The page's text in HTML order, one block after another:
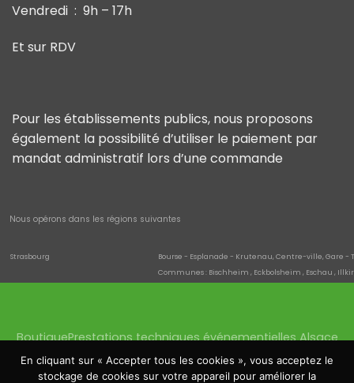
Vendredi : 9h – 17h
Et sur RDV
Pour les établissements publics, nous proposons
également la possibilité d’utiliser le paiement par
mandat administratif lors d’une commande
Nous opérons dans les régions suivantes
Strasbourg
Bourse - Esplanade - Krutenau, Centre-ville, Gare -
Communes : Bischheim , Eckbolsheim , Eschau ,
Haguenau
Batzendorf , Biblisheim , Bischwiller , Bitschhoffen ,
Molsheim
Altorf , Avolsheim , Dachstein , Dorlisheim , Mutzig ,
BoutiquePrestations techniques événementielles Alsace
Location sonorisation HaguenauLocation éclairage
Location écrans SaverneLocation tentes
En cliquant sur « Accepter tous les cookies », vous acceptez le
stockage de cookies sur votre appareil pour améliorer la